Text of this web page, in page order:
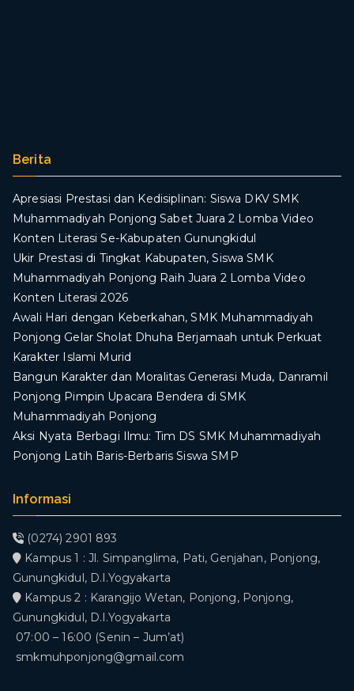
Berita
Apresiasi Prestasi dan Kedisiplinan: Siswa DKV SMK
Muhammadiyah Ponjong Sabet Juara 2 Lomba Video
Konten Literasi Se-Kabupaten Gunungkidul
Ukir Prestasi di Tingkat Kabupaten, Siswa SMK
Muhammadiyah Ponjong Raih Juara 2 Lomba Video
Konten Literasi 2026
Awali Hari dengan Keberkahan, SMK Muhammadiyah
Ponjong Gelar Sholat Dhuha Berjamaah untuk Perkuat
Karakter Islami Murid
Bangun Karakter dan Moralitas Generasi Muda, Danramil
Ponjong Pimpin Upacara Bendera di SMK
Muhammadiyah Ponjong
​Aksi Nyata Berbagi Ilmu: Tim DS SMK Muhammadiyah
Ponjong Latih Baris-Berbaris Siswa SMP
Informasi
(0274) 2901 893
Kampus 1 : Jl. Simpanglima, Pati, Genjahan, Ponjong,
Gunungkidul, D.I.Yogyakarta
Kampus 2 : Karangijo Wetan, Ponjong, Ponjong,
Gunungkidul, D.I.Yogyakarta
07:00 – 16:00 (Senin – Jum’at)
smkmuhponjong@gmail.com